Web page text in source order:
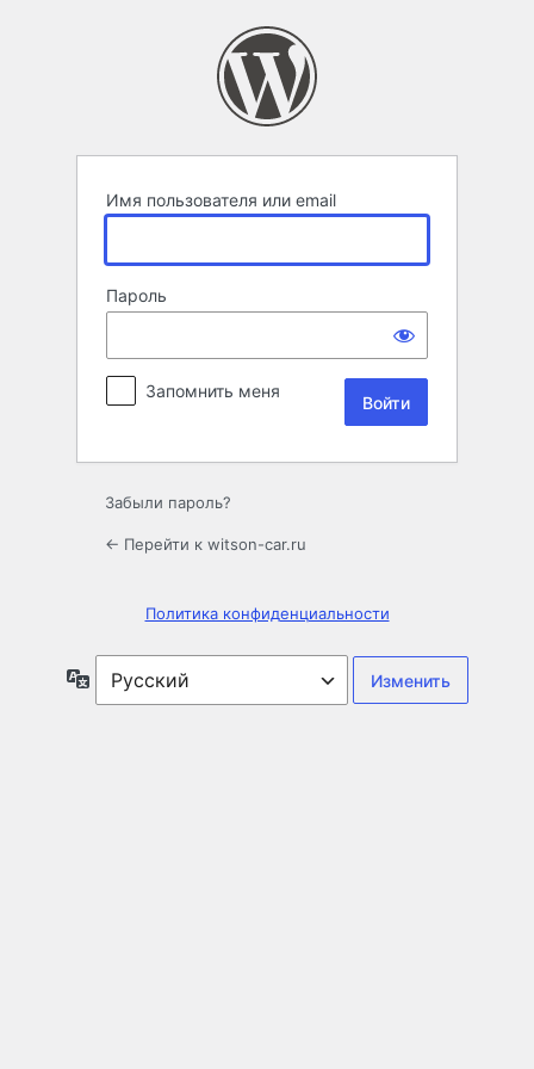
Имя пользователя или email
Пароль
Запомнить меня
Забыли пароль?
← Перейти к witson-car.ru
Политика конфиденциальности
Язык